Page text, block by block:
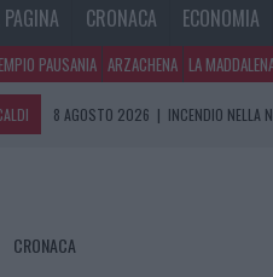
CRONACA ECONOMIA
PAUSANIA ARZACHENA LA
8 AGOSTO 2026 | INCENDIO NELLA
2026
|
CRONACA